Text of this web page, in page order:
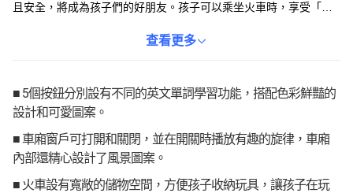
且安全，將成為孩子們的好朋友。孩子可以乘坐火車時，享受「噗
個按鈕還具有英語單字學習功能，讓孩子在玩樂中學習。火車的設
查看更多
■ 5個按鈕分別設有不同的英文單詞學習功能，搭配色彩鮮豔的
設計和可愛圖案。
■ 車廂窗戶可打開和關閉，並在開關時播放有趣的旋律，車廂
內部還精心設計了風景圖案。
■ 火車設有寬敞的儲物空間，方便孩子收納玩具，讓孩子在玩